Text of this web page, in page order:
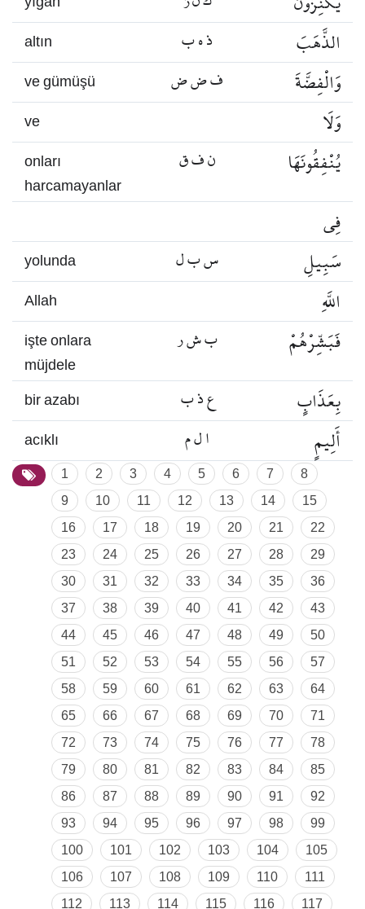
altın ذ ه ب الذَّهَبَ
ve gümüşü ف ض ض وَالْفِضَّةَ
ve وَلَا
onları
harcamayanlar
ن ف ق
يُنْفِقُونَهَا
فِي
yolunda س ب ل سَبِيلِ
Allah اللَّهِ
işte onlara
müjdele
ب ش ر فَبَشِّرْهُمْ
bir azabı ع ذ ب بِعَذَابٍ
acıklı ا ل م أَلِيمٍ
1 2 3 4 5 6 7
8
9
10 11 12 13 14
15
16
17 18 19 20 21
22
23
24 25 26 27 28
29
30
31 32 33 34 35
36
37
38 39 40 41 42
43
44
45 46 47 48 49
50
51
52 53 54 55 56
57
58
59 60 61 62 63
64
65
66 67 68 69 70
71
72
73 74 75 76 77
78
79
80 81 82 83 84
85
86
87 88 89 90 91
92
93
94 95 96 97 98
99
100
101 102 103 104
105
106
107 108 109 110
111
112
113 114 115 116 117